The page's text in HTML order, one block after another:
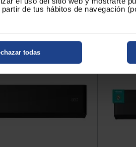
de tus hábitos de navegación
todas